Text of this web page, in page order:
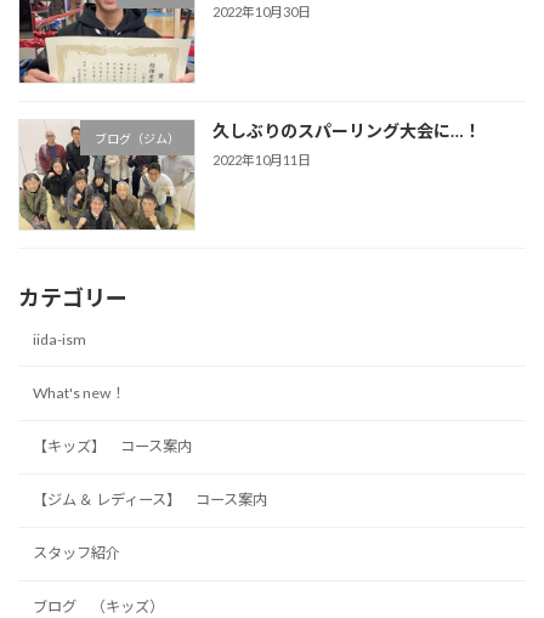
2022年10月30日
ブログ（ジム） 久しぶりのスパーリング大会に…！
2022年10月11日
カテゴリー
iida-ism
What's new！
【キッズ】 コース案内
【ジム ＆ レディース】 コース案内
スタッフ紹介
ブログ （キッズ）